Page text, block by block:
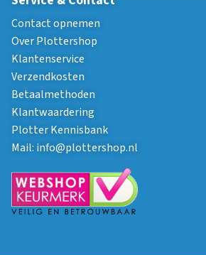
Contact opnemen
Over Plottershop
Klantenservice
Verzendkosten
Betaalmethoden
Klantwaardering
Plotter Kennisbank
Mail: info@plottershop.nl